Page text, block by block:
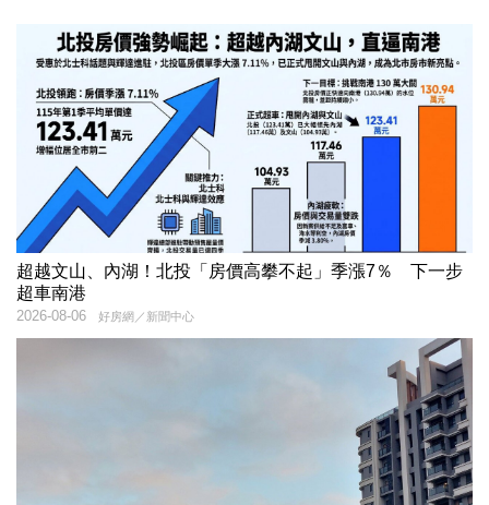
超越文山、內湖！北投「房價高攀不起」季漲7％ 下一步
超車南港
好房網／新聞中心
2026-08-06